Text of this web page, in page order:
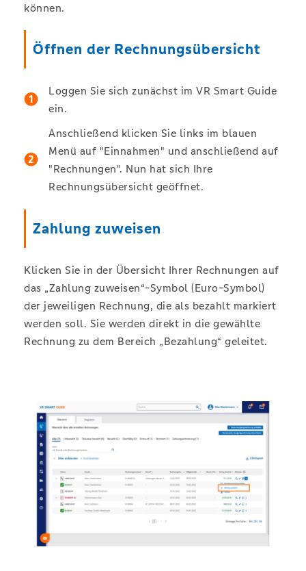
können.
Öffnen der Rechnungsübersicht
Loggen Sie sich zunächst im VR Smart Guide
ein.
Anschließend klicken Sie links im blauen
Menü auf "Einnahmen" und anschließend auf
"Rechnungen". Nun hat sich Ihre
Rechnungsübersicht geöffnet.
Zahlung zuweisen
Klicken Sie in der Übersicht Ihrer Rechnungen auf
das „Zahlung zuweisen“-Symbol (Euro-Symbol)
der jeweiligen Rechnung, die als bezahlt markiert
werden soll. Sie werden direkt in die gewählte
Rechnung zu dem Bereich „Bezahlung“ geleitet.